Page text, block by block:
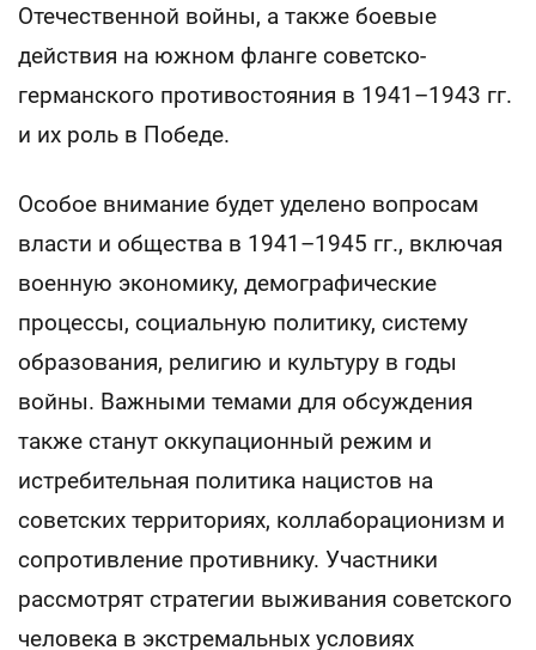
Отечественной войны, а также боевые
действия на южном фланге советско-
германского противостояния в 1941–1943 гг.
и их роль в Победе.
Особое внимание будет уделено вопросам
власти и общества в 1941–1945 гг., включая
военную экономику, демографические
процессы, социальную политику, систему
образования, религию и культуру в годы
войны. Важными темами для обсуждения
также станут оккупационный режим и
истребительная политика нацистов на
советских территориях, коллаборационизм и
сопротивление противнику. Участники
рассмотрят стратегии выживания советского
человека в экстремальных условиях